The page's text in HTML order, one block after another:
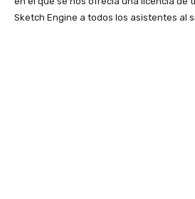
Sketch Engine a todos los asistentes al